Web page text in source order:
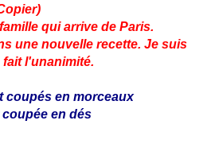
qui arrive de Paris.
une nouvelle recette. Je suis
l'unanimité.
coupés en morceaux
en dés